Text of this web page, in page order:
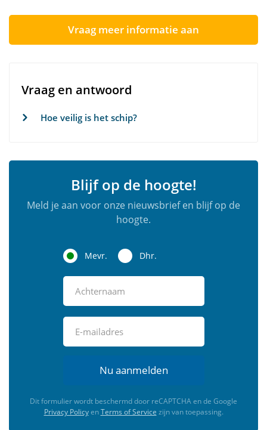
Vraag meer informatie aan
Vraag en antwoord
Hoe veilig is het schip?
Blijf op de hoogte!
Meld je aan voor onze nieuwsbrief en blijf op de
hoogte.
Mevr. Dhr.
Nu aanmelden
Dit formulier wordt beschermd door reCAPTCHA en de Google
Privacy PolicyenTerms of Service zijn van toepassing.